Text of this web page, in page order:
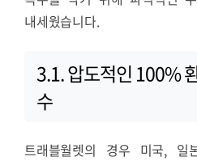
내세웠습니다.
3.1. 압도적인 100%
수
트래블월렛의 경우 미국,